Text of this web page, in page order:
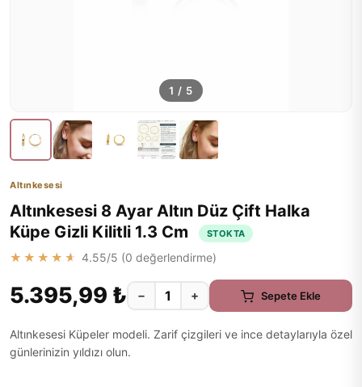
1 / 5
Altınkesesi
Altınkesesi 8 Ayar Altın Düz Çift Halka
Küpe Gizli Kilitli 1.3 Cm
STOKTA
★★★★★ 4.55/5 (0 değerlendirme)
5.395,99 ₺ − + Sepete Ekle
Altınkesesi Küpeler modeli. Zarif çizgileri ve ince detaylarıyla özel
günlerinizin yıldızı olun.